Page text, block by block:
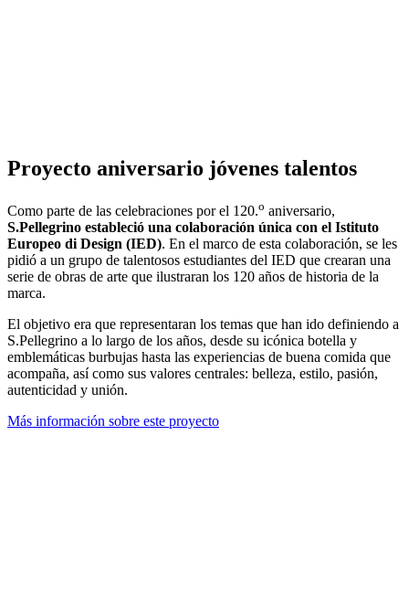
Proyecto aniversario jóvenes talentos
Como parte de las celebraciones por el 120.o aniversario,
S.Pellegrino estableció una colaboración única con el Istituto
Europeo di Design (IED). En el marco de esta colaboración, se les
pidió a un grupo de talentosos estudiantes del IED que crearan una
serie de obras de arte que ilustraran los 120 años de historia de la
marca.
El objetivo era que representaran los temas que han ido definiendo a
S.Pellegrino a lo largo de los años, desde su icónica botella y
emblemáticas burbujas hasta las experiencias de buena comida que
acompaña, así como sus valores centrales: belleza, estilo, pasión,
autenticidad y unión.
Más información sobre este proyecto